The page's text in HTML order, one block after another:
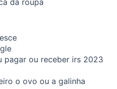
da roupa
pagar ou receber irs 2023
o ovo ou a galinha